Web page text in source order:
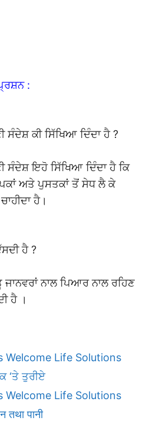
:
ਸੰਦੇਸ਼ ਕੀ ਸਿੱਖਿਆ ਦਿੰਦਾ ਹੈ ?
ਸੰਦੇਸ਼ ਇਹੋ ਸਿੱਖਿਆ ਦਿੰਦਾ ਹੈ ਕਿ
ਅਤੇ ਪੁਸਤਕਾਂ ਤੋਂ ਸੇਧ ਲੈ ਕੇ
ਹੈ।
ਹੈ ?
ਜਾਨਵਰਾਂ ਨਾਲ ਪਿਆਰ ਨਾਲ ਰਹਿਣ
ਹੈ ।
Welcome Life Solutions
‘ਤੇ ਤੁਰੀਏ
Welcome Life Solutions
तथा पानी